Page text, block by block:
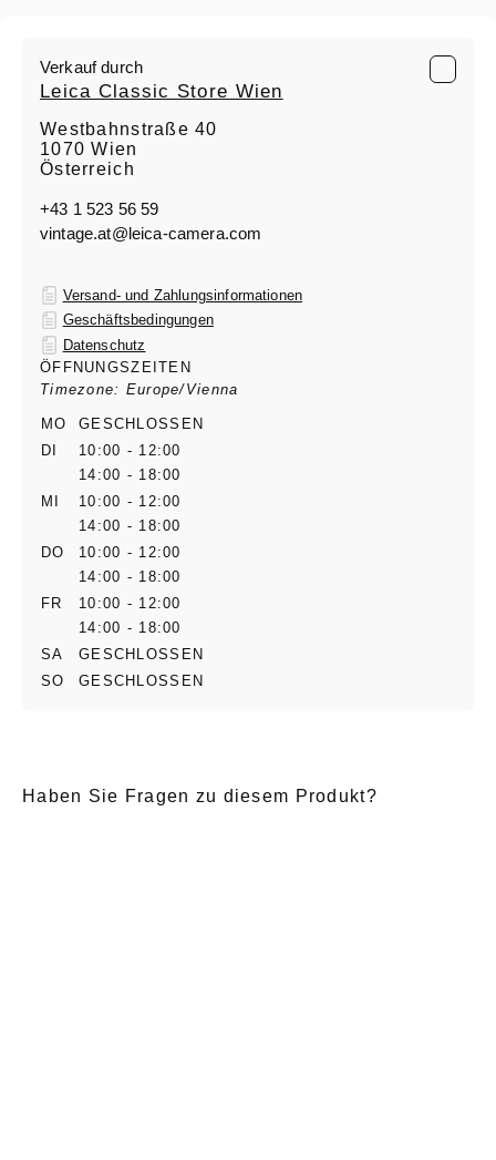
Verkauf durch
Leica Classic Store Wien
Westbahnstraße 40
1070 Wien
Österreich
+43 1 523 56 59
vintage.at@leica-camera.com
Versand- und Zahlungsinformationen
Geschäftsbedingungen
Datenschutz
ÖFFNUNGSZEITEN
Timezone: Europe/Vienna
MO
GESCHLOSSEN
DI
10:00 - 12:00
14:00 - 18:00
MI
10:00 - 12:00
14:00 - 18:00
DO
10:00 - 12:00
14:00 - 18:00
FR
10:00 - 12:00
14:00 - 18:00
SA
GESCHLOSSEN
SO
GESCHLOSSEN
Haben Sie Fragen zu diesem Produkt?